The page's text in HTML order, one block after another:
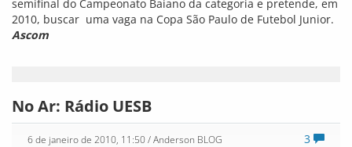
0
@blogdoanderson